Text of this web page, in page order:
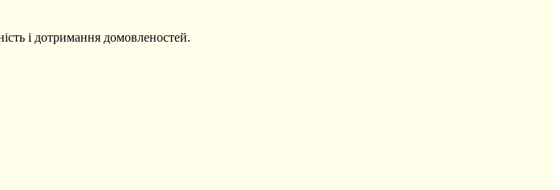
і дотримання домовленостей.